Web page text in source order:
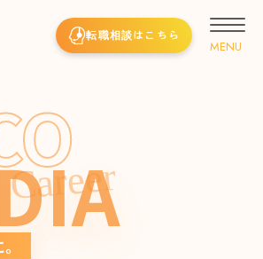
転職相談はこちら
Career